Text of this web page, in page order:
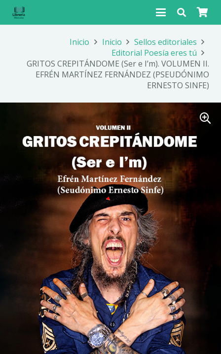
Inicio Inicio
Sellos editoriales
Editorial Poesía eres tú
GRITOS CREPITÁNDOME (Ser e I’m). VOLUMEN II.
EFRÉN MARTÍNEZ FERNÁNDEZ (PSEUDÓNIMO
ERNESTO SINFE)